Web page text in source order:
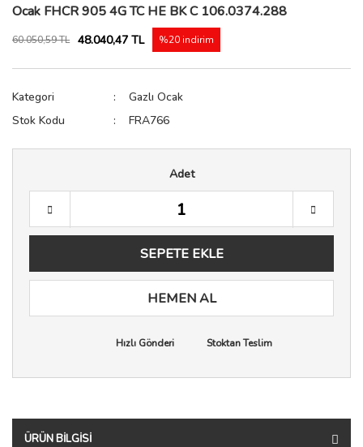
Ocak FHCR 905 4G TC HE BK C 106.0374.288
60.050,59 TL 48.040,47 TL %20 indirim
Kategori
Gazlı Ocak
Stok Kodu
FRA766
Adet
SEPETE EKLE
HEMEN AL
Hızlı Gönderi Stoktan Teslim
ÜRÜN BILGISI